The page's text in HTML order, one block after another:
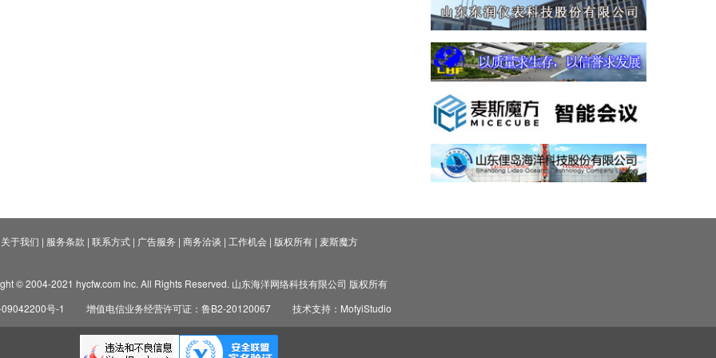
关于我们 | 服务条款 | 联系方式| 广告服务 | 商务洽谈 | 工作机会| 版权所有| 麦斯魔方
© 2004-2021 hycfw.com Inc. All Rights Reserved. 山东海洋网络科技有限公司 版权所有
号-1
增值电信业务经营许可证：鲁B2-20120067 技术支持：MofyiStudio